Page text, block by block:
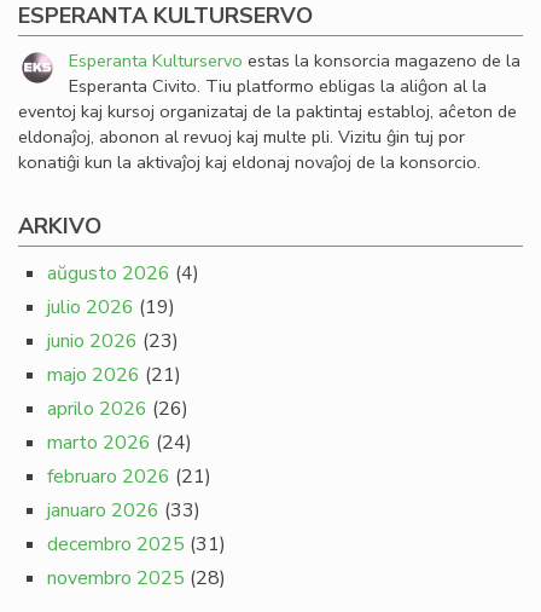
ESPERANTA KULTURSERVO
Esperanta Kulturservo estas la konsorcia magazeno de la
Esperanta Civito. Tiu platformo ebligas la aliĝon al la
eventoj kaj kursoj organizataj de la paktintaj establoj, aĉeton de
eldonaĵoj, abonon al revuoj kaj multe pli. Vizitu ĝin tuj por
konatiĝi kun la aktivaĵoj kaj eldonaj novaĵoj de la konsorcio.
ARKIVO
aŭgusto 2026 (4)
julio 2026 (19)
junio 2026 (23)
majo 2026 (21)
aprilo 2026 (26)
marto 2026 (24)
februaro 2026 (21)
januaro 2026 (33)
decembro 2025 (31)
novembro 2025 (28)